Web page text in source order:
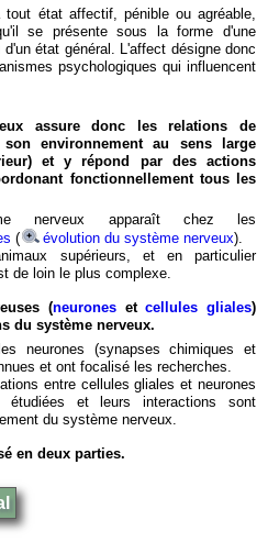
tout état affectif, pénible ou agréable,
se présente sous la forme d'une
état général. L'affect désigne donc
psychologiques qui influencent
assure donc les relations de
son environnement au sens large
et y répond par des actions
fonctionnellement tous les
nerveux apparaît chez les
( évolution du système nerveux).
supérieurs, et en particulier
de loin le plus complexe.
(neuronesetcellules gliales)
du système nerveux.
neurones (synapses chimiques et
et ont focalisé les recherches.
entre cellules gliales et neurones
et leurs interactions sont
du système nerveux.
en deux parties.